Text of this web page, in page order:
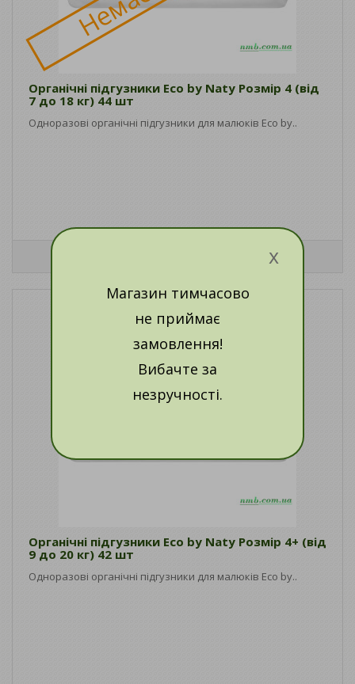
Органічні підгузники Eco by Naty Розмір 4 (від
7 до 18 кг) 44 шт
Одноразові органічні підгузники для малюків Eco by..
Органічні підгузники Eco by Naty Розмір 4+ (від
9 до 20 кг) 42 шт
Одноразові органічні підгузники для малюків Eco by..
x
Магазин тимчасово
не приймає
замовлення!
Вибачте за
незручності.